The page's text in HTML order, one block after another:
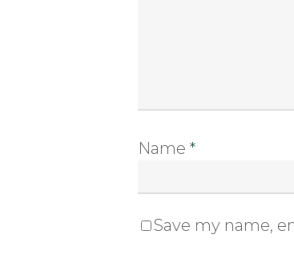
Name *
Save my name,